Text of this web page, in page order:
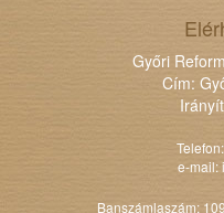
Győri
Cím:
e-mail:
Banszámlaszám: